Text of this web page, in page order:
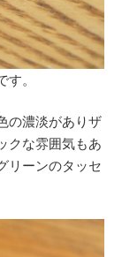
。
の濃淡がありザ
クな雰囲気もあ
リーンのタッセ